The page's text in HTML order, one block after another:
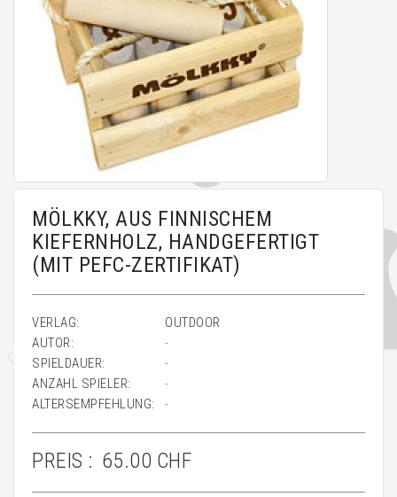
MÖLKKY, AUS FINNISCHEM
KIEFERNHOLZ, HANDGEFERTIGT
(MIT PEFC-ZERTIFIKAT)
VERLAG:
OUTDOOR
AUTOR:
-
SPIELDAUER:
-
ANZAHL SPIELER:
-
ALTERSEMPFEHLUNG:
-
PREIS : 65.00 CHF